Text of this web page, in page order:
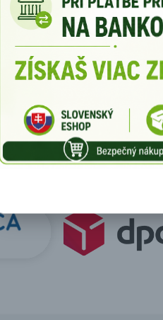
na pravidelné aktualizácie